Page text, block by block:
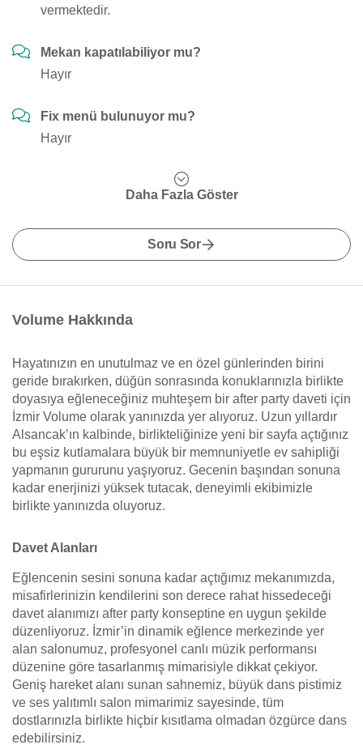
vermektedir.
Mekan kapatılabiliyor mu?
Hayır
Fix menü bulunuyor mu?
Hayır
Daha Fazla Göster
Soru Sor
Volume Hakkında
Hayatınızın en unutulmaz ve en özel günlerinden birini
geride bırakırken, düğün sonrasında konuklarınızla birlikte
doyasıya eğleneceğiniz muhteşem bir after party daveti için
İzmir Volume olarak yanınızda yer alıyoruz. Uzun yıllardır
Alsancak’ın kalbinde, birlikteliğinize yeni bir sayfa açtığınız
bu eşsiz kutlamalara büyük bir memnuniyetle ev sahipliği
yapmanın gururunu yaşıyoruz. Gecenin başından sonuna
kadar enerjinizi yüksek tutacak, deneyimli ekibimizle
birlikte yanınızda oluyoruz.
Davet Alanları
Eğlencenin sesini sonuna kadar açtığımız mekanımızda,
misafirlerinizin kendilerini son derece rahat hissedeceği
davet alanımızı after party konseptine en uygun şekilde
düzenliyoruz. İzmir’in dinamik eğlence merkezinde yer
alan salonumuz, profesyonel canlı müzik performansı
düzenine göre tasarlanmış mimarisiyle dikkat çekiyor.
Geniş hareket alanı sunan sahnemiz, büyük dans pistimiz
ve ses yalıtımlı salon mimarimiz sayesinde, tüm
dostlarınızla birlikte hiçbir kısıtlama olmadan özgürce dans
edebilirsiniz.